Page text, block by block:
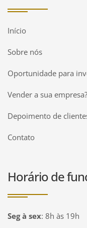
Início
Sobre nós
Oportunidade para
Vender a sua empresa?
Depoimento de
Contato
Horário de
Seg à sex: 8h às 19h